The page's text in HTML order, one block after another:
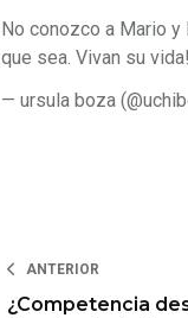
No conozco a Mario
que sea. Vivan su
— ursula boza
ANTERIOR
¿Competencia